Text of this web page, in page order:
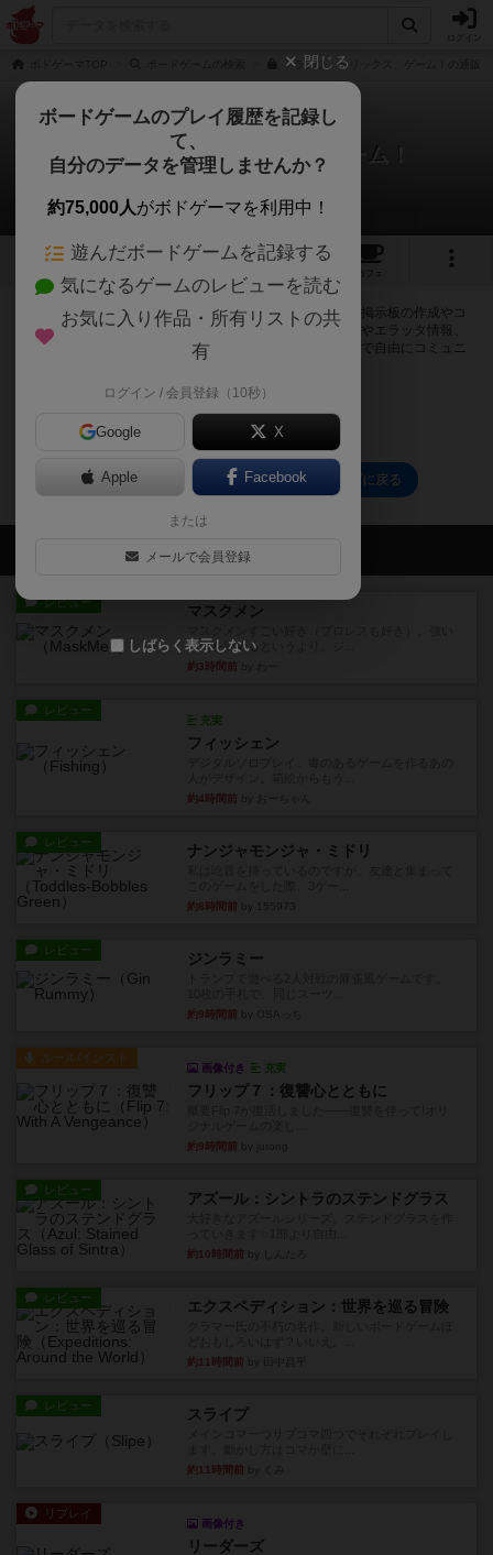
トランプ、トリックス、ゲーム！の通販/
トランプ、トリックス、ゲーム！
0件の掲示板
4 5
カフェ
ログインするとトランプ、トリックス、ゲーム！に関する掲示板の作成やコ
メントの書き込みが出来るようになります。ルールの疑問やエラッタ情報、
マニュアルでは判断し辛い曖昧な表記等について会員同士で自由にコミュニ
ログイン/無料会員登録
トランプ、トリックス、ゲーム！のトップに戻る
会員の新しい投稿
レビュー マスクメン
やつを決めるというより、ジ...
約3時間前
レビュー
充実
フィッシェン
約4時間前
レビュー ナンジャモンジャ・ミドリ
約8時間前
レビュー ジンラミー
約9時間前
ルール/インスト
画像付き 充実
フリップ７：復讐心とともに
約9時間前
レビュー アズール：シントラのステンドグラス
約10時間前
レビュー エクスペディション：世界を巡る冒険
約11時間前
レビュー スライプ
約11時間前
リプレイ
画像付き
リーダーズ
閉じる
ボードゲームのプレイ履歴を記録し
て、
自分のデータを管理しませんか？
約75,000人がボドゲーマを利用中！
遊んだボードゲームを記録する
気になるゲームのレビューを読む
お気に入り作品・所有リストの共
有
ログイン / 会員登録（10秒）
Google X
Apple Facebook
または
メールで会員登録
しばらく表示しない